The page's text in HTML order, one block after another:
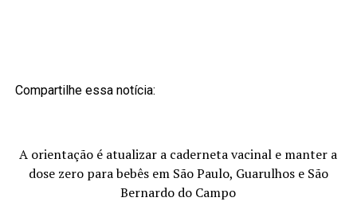
Compartilhe essa notícia:
A orientação é atualizar a caderneta vacinal e manter a
dose zero para bebês em São Paulo, Guarulhos e São
Bernardo do Campo